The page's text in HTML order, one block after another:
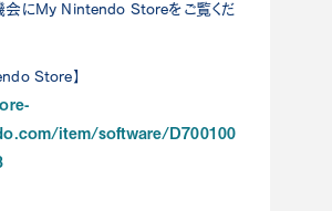
会にMy Nintendo Storeをご覧くだ
Store】
item/software/D700100